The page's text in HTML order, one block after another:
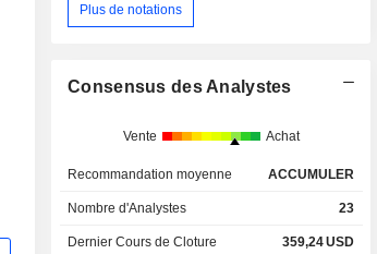
Plus de notations
Consensus des Analystes
Vente Achat
Recommandation moyenne ACCUMULER
Nombre d'Analystes 23
Dernier Cours de Cloture 359,24USD